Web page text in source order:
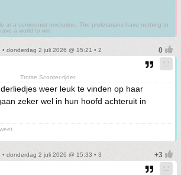
at a communist revolution. The proletarians have nothing to
a world to win.
• donderdag 2 juli 2026 @ 15:21 • 2
Trotse Scooter-rijder.
weer leuk te vinden op haar
zeker wel in hun hoofd achteruit in
• donderdag 2 juli 2026 @ 15:33 • 3